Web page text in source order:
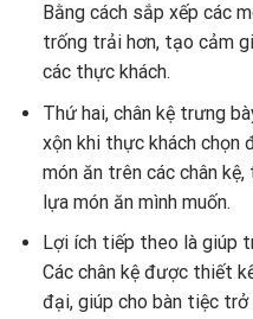
Bằng cách sắp xếp các
trống trải hơn, tạo cảm
các thực khách.
Thứ hai, chân kệ trưng
xộn khi thực khách chọn
món ăn trên các chân
lựa món ăn mình muốn.
Lợi ích tiếp theo là giúp
Các chân kệ được thiết
đại, giúp cho bàn tiệc